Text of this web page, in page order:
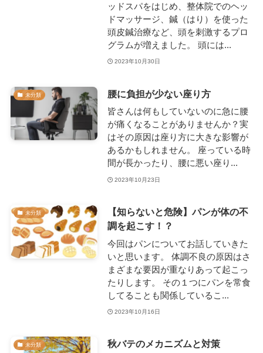
ッドスパをはじめ、整体院でのヘッ
ドマッサージ、鍼（はり）を使った
頭皮鍼治療など、頭を刺激するプロ
グラムが増えました。 頭には...
2023年10月30日
未分類 腰に負担が少ない座り方
皆さんは何もしていないのに急に腰
が痛くなることがありませんか？実
はその原因は座り方に大きな影響が
あるかもしれません。 座っている時
間が長かったり、腰に悪い座り...
2023年10月23日
未分類
【知らないと危険】パンが体の不
調を起こす！？
今回はパンについてお話していきた
いと思います。 体調不良の原因はさ
まざまな要因が重なりあって起こっ
たりします。 その１つにパンを常食
してることも関係しているこ...
2023年10月16日
未分類 秋バテのメカニズムと対策